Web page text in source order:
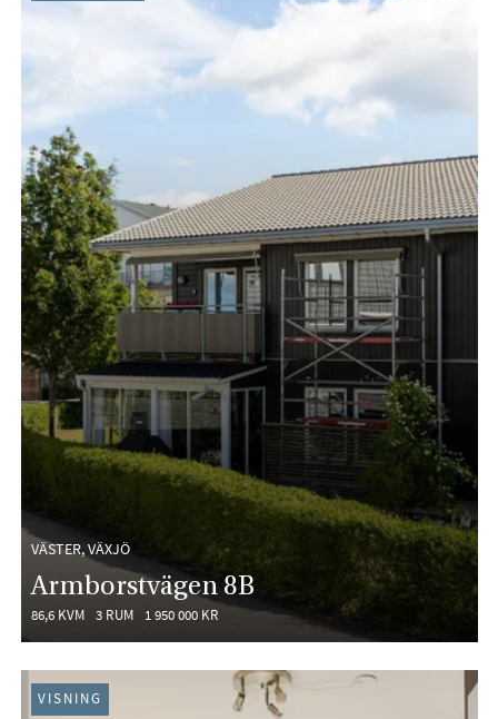
VÄSTER, VÄXJÖ
Armborstvägen 8B
86,6 KVM 3 RUM 1 950 000 KR
VISNING